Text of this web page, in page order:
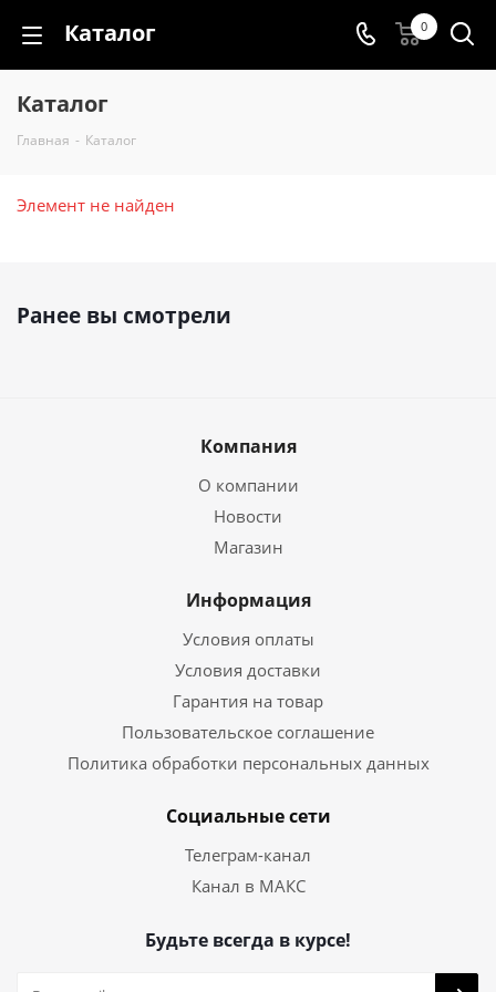
Каталог 0
Каталог
Главная - Каталог
Элемент не найден
Ранее вы смотрели
Компания
О компании
Новости
Магазин
Информация
Условия оплаты
Условия доставки
Гарантия на товар
Пользовательское соглашение
Политика обработки персональных данных
Социальные сети
Телеграм-канал
Канал в МАКС
Будьте всегда в курсе!